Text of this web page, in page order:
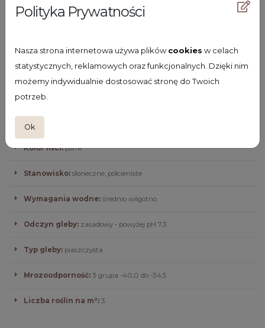
Polityka Prywatności
Nasza strona internetowa używa plikówcookies w celach
statystycznych, reklamowych oraz funkcjonalnych. Dzięki nim
możemy indywidualnie dostosować stronę do Twoich
potrzeb.
Ok
Charakterystyka rośliny
Termin kwitnienia:
Wysokość z kwiatem: 120
Wysokość bez kwiata:
Kolor kwiatów:
Kolor liści:pstre
Stanowisko: słoneczne, półcieniste
Wymagania wodne: średnio wilgotno
Odczyn gleby: zasadowy - powyżej pH 7,3
Typ gleby: piaszczysta
Mrozoodporność: 3 grupa -40,0 do -34,5
Liczba roślin na m²: 3